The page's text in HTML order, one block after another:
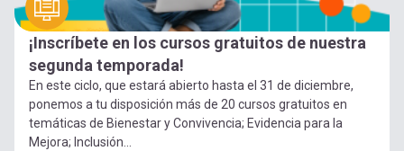
¡Inscríbete en los cursos gratuitos de nuestra
segunda temporada!
En este ciclo, que estará abierto hasta el 31 de diciembre,
ponemos a tu disposición más de 20 cursos gratuitos en
temáticas de Bienestar y Convivencia; Evidencia para la
Mejora; Inclusión...